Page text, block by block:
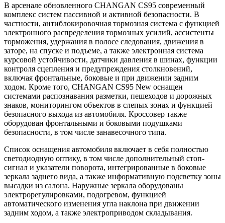
В арсенале обновленного CHANGAN CS95 современный
комплекс систем пассивной и активной безопасности. В
частности, антиблокировочная тормозная система с функцией
электронного распределения тормозных усилий, ассистенты
торможения, удержания в полосе следования, движения в
заторе, на спуске и подъеме, а также электронная система
курсовой устойчивости, датчики давления в шинах, функции
контроля сцепления и предупреждения столкновений,
включая фронтальные, боковые и при движении задним
ходом. Кроме того, CHANGAN CS95 New оснащен
системами распознавания разметки, пешеходов и дорожных
знаков, мониторингом объектов в слепых зонах и функцией
безопасного выхода из автомобиля. Кроссовер также
оборудован фронтальными и боковыми подушками
безопасности, в том числе занавесочного типа.
Список оснащения автомобиля включает в себя полностью
светодиодную оптику, в том числе дополнительный стоп-
сигнал и указатели поворота, интегрированные в боковые
зеркала заднего вида, а также информативную подсветку зоны
высадки из салона. Наружные зеркала оборудованы
электрорегулировками, подогревом, функцией
автоматического изменения угла наклона при движении
задним ходом, а также электроприводом складывания.